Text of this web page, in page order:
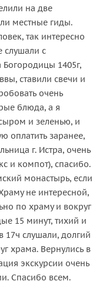
на две
местные гиды.
так интересно
с
Богородицы 1405г,
ставили свечи и
очень
блюда, а я
и зеленью, и
оплатить заранее,
г. Истра, очень
и компот), спасибо.
монастырь, если
не интересной,
по храму и вокруг
15 минут, тихий и
17ч слушали, долгий
храма. Вернулись в
экскурсии очень
Спасибо всем.